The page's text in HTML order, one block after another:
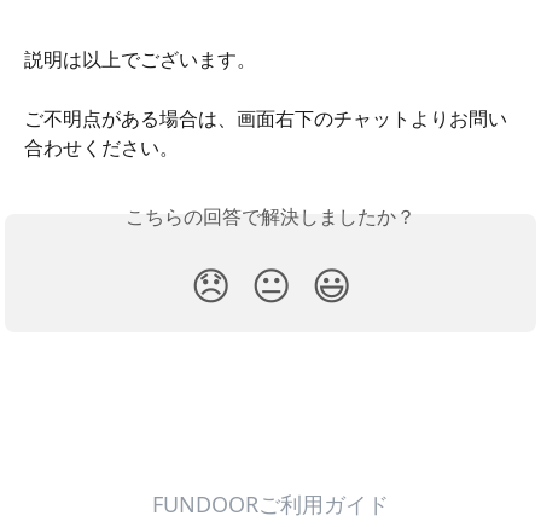
説明は以上でございます。
ご不明点がある場合は、画面右下のチャットよりお問い
合わせください。
こちらの回答で解決しましたか？
😞 😐 😃
FUNDOORご利用ガイド